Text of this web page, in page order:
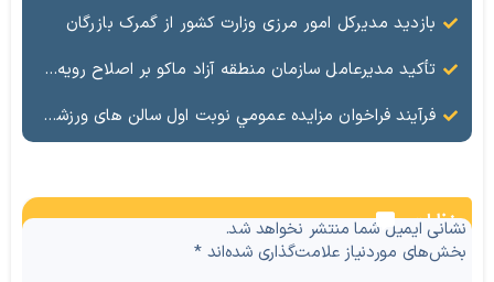
بازدید مدیرکل امور مرزی وزارت کشور از گمرک بازرگان
تأکید مدیرعامل سازمان منطقه آزاد ماکو بر اصلاح رویه‌ها و ارتقای جایگاه مرز بازرگان
فرآيند فراخوان مزایده عمومي نوبت اول سالن های ورزشی تحت اختیار منطقه آزاد ماکو در شهرهای بازرگان – شوط و پلدشت
نظرات
نشانی ایمیل شما منتشر نخواهد شد.
بخش‌های موردنیاز علامت‌گذاری شده‌اند*